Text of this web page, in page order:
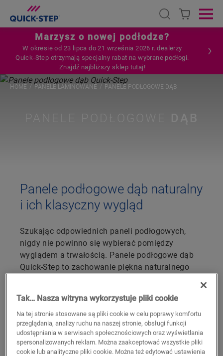
Open search
Marzysz o nowej podłodze?
W okresie od 23 lipca do 21 września 2026 r. dealerzy
Quick‑Step otrzymają specjalny rabat na wybrane podłogi.
Znajdź najbliższy sklep tutaj!
HOME PANELE LAMINOWANE PANELE PODŁOGOWE DĄB
Panele podłogowe dąb naturalny
i ich klasyczny wygląd
Szukając odpowiednich paneli podłogowych,
nigdy nie powinno się wybierać pomiędzy
wyglądem a trwałością. Panele podłogowe dąb
Quick-Step to zachowanie piękna naturalnego
pomieszczeniach, wprowadzając do wnętrz
klasyczny akcent o niebanalnym charakterze.
PANELE PODŁOGOWE DĄB - ODKRYJ
KLASYCZNE PIĘKNO
Tak… Nasza witryna wykorzystuje pliki cookie
Na tej stronie stosowane są pliki cookie w celu poprawy komfortu
przeglądania, analizy ruchu na naszej stronie, obsługi funkcji
udostępniania w serwisach społecznościowych oraz wyświetlania
spersonalizowanych reklam. Można zaakceptować wszystkie pliki
cookie lub analityczne pliki cookie. Można też edytować ustawienia